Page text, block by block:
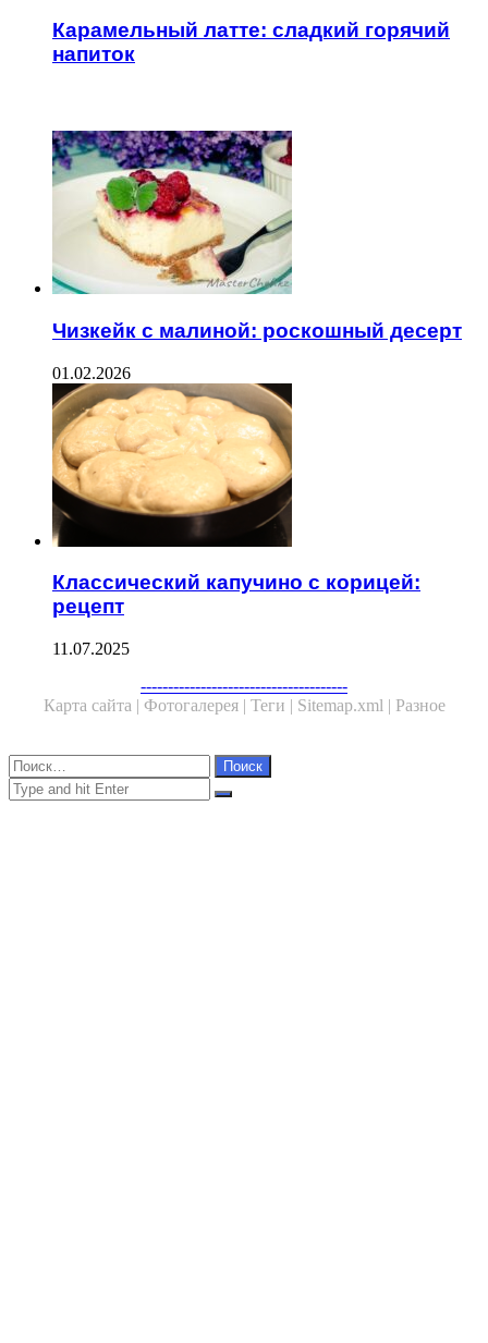
Карамельный латте: сладкий горячий
напиток
Чизкейк с малиной: роскошный десерт
01.02.2026
Классический капучино с корицей:
рецепт
11.07.2025
--------------------------------------
Карта сайта | Фотогалерея | Теги | Sitemap.xml | Разное
Close
Найти:
Close
Search